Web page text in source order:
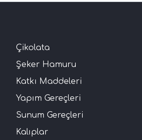
Çikolata
Şeker Hamuru
Katkı Maddeleri
Yapım Gereçleri
Sunum Gereçleri
Kalıplar